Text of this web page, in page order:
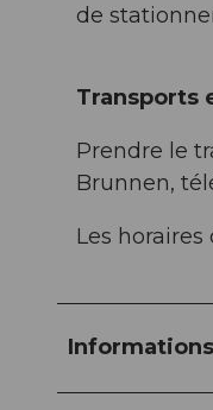
de
Transports
Prendre le
Brunnen,
Les